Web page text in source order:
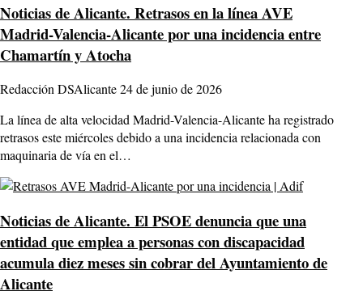
Noticias de Alicante. Retrasos en la línea AVE
Madrid-Valencia-Alicante por una incidencia entre
Chamartín y Atocha
Redacción DSAlicante24 de junio de 2026
La línea de alta velocidad Madrid-Valencia-Alicante ha registrado
retrasos este miércoles debido a una incidencia relacionada con
maquinaria de vía en el…
Noticias de Alicante. El PSOE denuncia que una
entidad que emplea a personas con discapacidad
acumula diez meses sin cobrar del Ayuntamiento de
Alicante